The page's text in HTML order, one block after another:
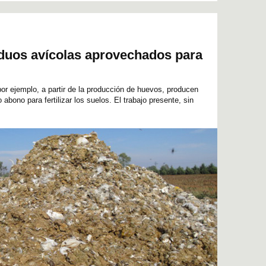
avícolas aprovechados para
ejemplo, a partir de la producción de huevos, producen
abono para fertilizar los suelos. El trabajo presente, sin